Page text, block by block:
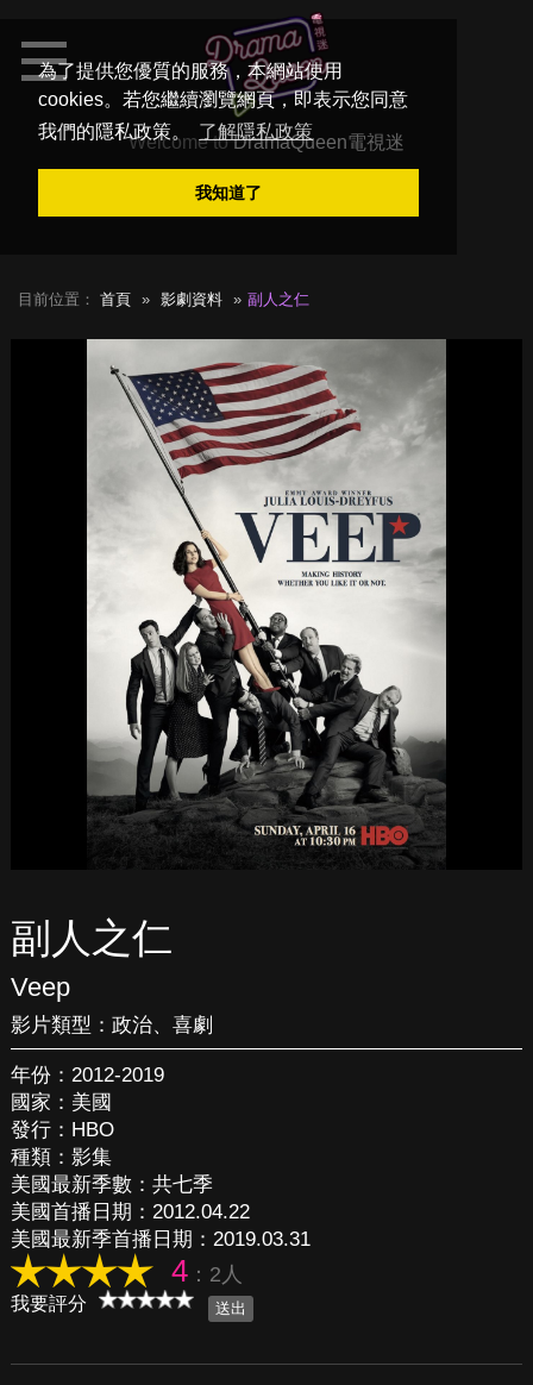
為了提供您優質的服務，本網站使用
cookies。若您繼續瀏覽網頁，即表示您同意
我們的隱私政策。
了解隱私政策
我知道了
Welcome toDramaQueen電視迷
目前位置： 首頁 影劇資料 副人之仁
副人之仁
Veep
影片類型： 政治、 喜劇
年份：2012-2019
國家：美國
發行：HBO
種類：影集
美國最新季數：共七季
美國首播日期：2012.04.22
美國最新季首播日期：2019.03.31
4：2人
我要評分